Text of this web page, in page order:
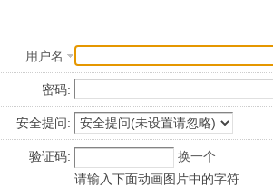
用户名
密码:
安全提问:
验证码:
换一个
请输入下面动画图片中的字符